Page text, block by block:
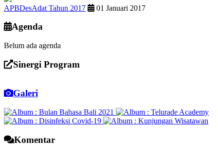
APBDesAdat Tahun 2017 01 Januari 2017
Agenda
Belum ada agenda
Sinergi Program
Galeri
Komentar